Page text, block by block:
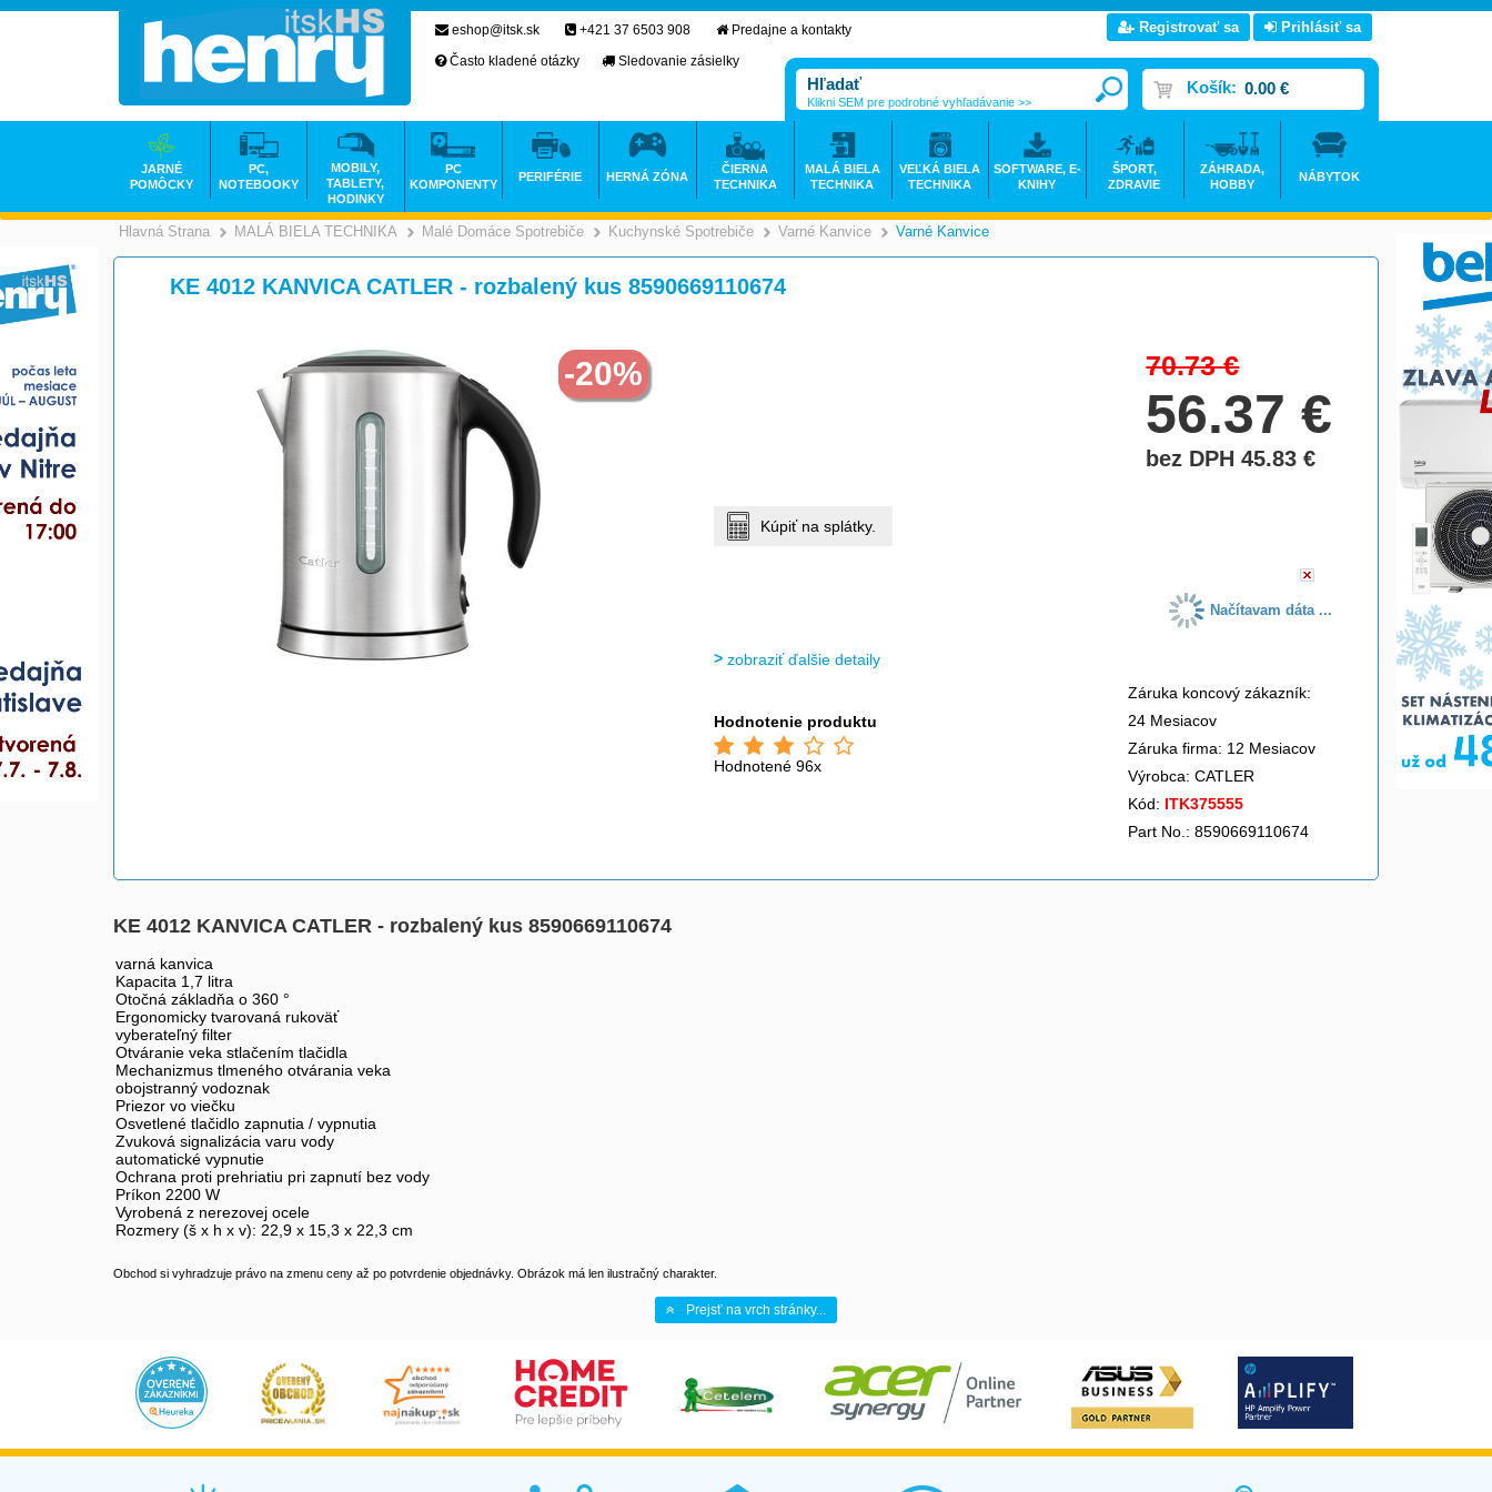
Hlavná Strana >
MALÁ BIELA TECHNIKA >
Malé Domáce Spotrebiče >
Kuchynské Spotrebiče >Varné Kanvice Varné Kanvice
KE 4012 KANVICA CATLER - rozbalený kus 8590669110674
-20% 70.73€
56.37€
bez DPH 45.83€
Kúpiť na splátky.
Načítavam dáta ...
zobraziť ďalšie detaily
Hodnotenie produktu
Hodnotené 96x
Záruka koncový zákazník:
24 Mesiacov
Záruka firma: 12 Mesiacov
Výrobca: CATLER
Kód: ITK375555
Part No.: 8590669110674
KE 4012 KANVICA CATLER - rozbalený kus 8590669110674
varná kanvica
Kapacita 1,7 litra
Otočná základňa o 360 °
Ergonomicky tvarovaná rukoväť
vyberateľný filter
Otváranie veka stlačením tlačidla
Mechanizmus tlmeného otvárania veka
obojstranný vodoznak
Priezor vo viečku
Osvetlené tlačidlo zapnutia / vypnutia
Zvuková signalizácia varu vody
automatické vypnutie
Ochrana proti prehriatiu pri zapnutí bez vody
Príkon 2200 W
Vyrobená z nerezovej ocele
Rozmery (š x h x v): 22,9 x 15,3 x 22,3 cm
Obchod si vyhradzuje právo na zmenu ceny až po potvrdenie objednávky. Obrázok má len ilustračný charakter.
Prejsť na vrch stránky...
eshop@itsk.sk +421 37 6503 908
Predajne a kontakty
Často kladené otázky
Sledovanie zásielky
Registrovať sa Prihlásiť sa
Košík: 0.00 €
Klikni SEM pre podrobné vyhľadávanie >>
JARNÉ
POMÔCKY
PC,
NOTEBOOKY
MOBILY,
TABLETY,
HODINKY
PC
KOMPONENTY
PERIFÉRIE HERNÁ ZÓNA
ČIERNA
TECHNIKA
MALÁ BIELA
TECHNIKA
VEĽKÁ BIELA
TECHNIKA
SOFTWARE, E-
KNIHY
ŠPORT,
ZDRAVIE
ZÁHRADA,
HOBBY
NÁBYTOK